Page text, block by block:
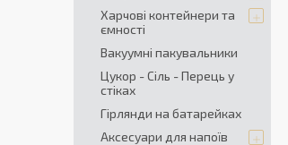
Харчові контейнери та
ємності
Вакуумні пакувальники
Цукор - Сіль - Перець у
стiках
Гірлянди на батарейках
Аксесуари для напоїв